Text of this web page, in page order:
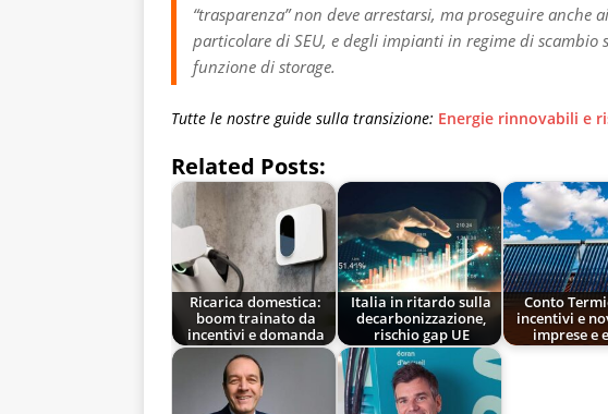
“trasparenza” non deve arrestarsi, ma proseguire anche
particolare di SEU, e degli impianti in regime di scambio
funzione di storage.
Tutte le nostre guide sulla transizione: Energie rinnovabili e
Related Posts:
Ricarica domestica:
boom trainato da
incentivi e domanda
Italia in ritardo sulla
decarbonizzazione,
rischio gap UE
Conto
incentivi e
imprese e